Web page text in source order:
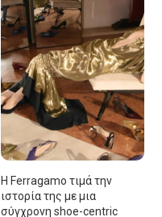
Η Ferragamo τιμά την
ιστορία της με μια
σύγχρονη shoe-centric